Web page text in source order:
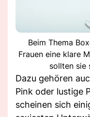
Beim Thema
Frauen eine klare
sollten sie
Dazu gehören
Pink oder lustige
scheinen sich